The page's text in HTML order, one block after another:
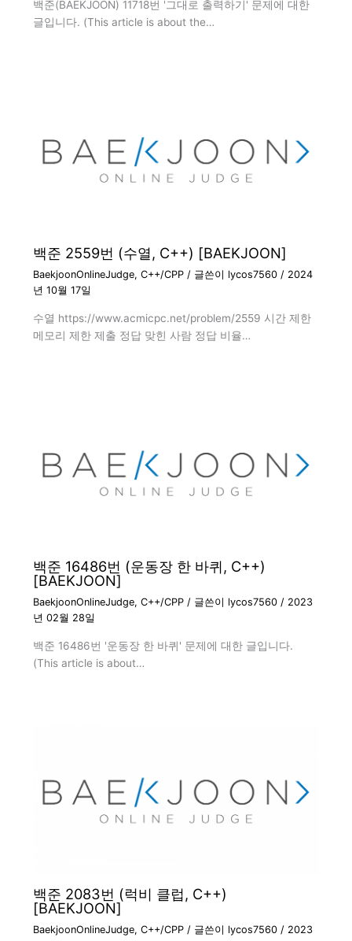
백준(BAEKJOON) 11718번 '그대로 출력하기' 문제에 대한
글입니다. (This article is about the…
백준 2559번 (수열, C++) [BAEKJOON]
BaekjoonOnlineJudge, C++/CPP/ 글쓴이 lycos7560 / 2024
년 10월 17일
수열 https://www.acmicpc.net/problem/2559 시간 제한
메모리 제한 제출 정답 맞힌 사람 정답 비율…
백준 16486번 (운동장 한 바퀴, C++)
[BAEKJOON]
BaekjoonOnlineJudge, C++/CPP/ 글쓴이 lycos7560 / 2023
년 02월 28일
백준 16486번 '운동장 한 바퀴' 문제에 대한 글입니다.
(This article is about…
백준 2083번 (럭비 클럽, C++)
[BAEKJOON]
BaekjoonOnlineJudge, C++/CPP/ 글쓴이 lycos7560 / 2023